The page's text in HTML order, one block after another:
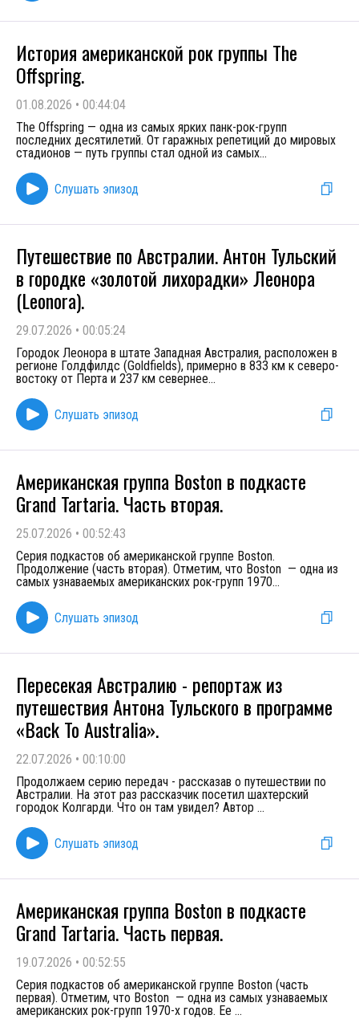
История американской рок группы The
Offspring.
01.08.2026 • 00:44:04
The Offspring — одна из самых ярких панк-рок-групп
последних десятилетий. От гаражных репетиций до мировых
стадионов — путь группы стал одной из самых...
Слушать эпизод
Путешествие по Австралии. Антон Тульский
в городке «золотой лихорадки» Леонора
(Leonora).
29.07.2026 • 00:05:24
Городок Леонора в штате Западная Австралия, расположен в
регионе Голдфилдс (Goldfields), примерно в 833 км к северо-
востоку от Перта и 237 км севернее...
Слушать эпизод
Американская группа Boston в подкасте
Grand Tartaria. Часть вторая.
25.07.2026 • 00:52:43
Серия подкастов об американской группе Boston.
Продолжение (часть вторая). Отметим, что Boston — одна из
самых узнаваемых американских рок-групп 1970...
Слушать эпизод
Пересекая Австралию - репортаж из
путешествия Антона Тульского в программе
«Back To Australia».
22.07.2026 • 00:10:00
Продолжаем серию передач - рассказав о путешествии по
Австралии. На этот раз рассказчик посетил шахтерский
городок Колгарди. Что он там увидел? Автор ...
Слушать эпизод
Американская группа Boston в подкасте
Grand Tartaria. Часть первая.
19.07.2026 • 00:52:55
Серия подкастов об американской группе Boston (часть
первая). Отметим, что Boston — одна из самых узнаваемых
американских рок-групп 1970-х годов. Ее ...